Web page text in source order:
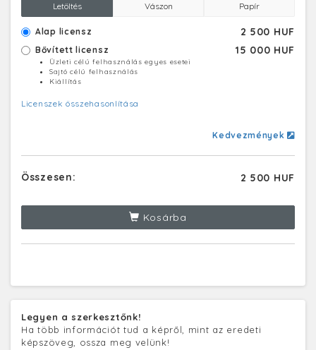
Letöltés Vászon Papír
Alap licensz 2 500 HUF
Bővített licensz 15 000 HUF
Üzleti célú felhasználás egyes esetei
Sajtó célú felhasználás
Kiállítás
Licenszek összehasonlítása
Kedvezmények
Összesen: 2 500 HUF
Kosárba
Legyen a szerkesztőnk!
Ha több információt tud a képről, mint az eredeti
képszöveg, ossza meg velünk!